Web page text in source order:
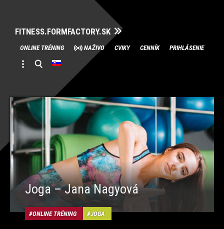
FITNESS.FORMFACTORY.SK
Skip
to
content
ONLINE TRÉNING NAŽIVO CVIKY CENNÍK PRIHLÁSENIE
Joga – Jana Nagyová
ONLINE TRÉNING JOGA